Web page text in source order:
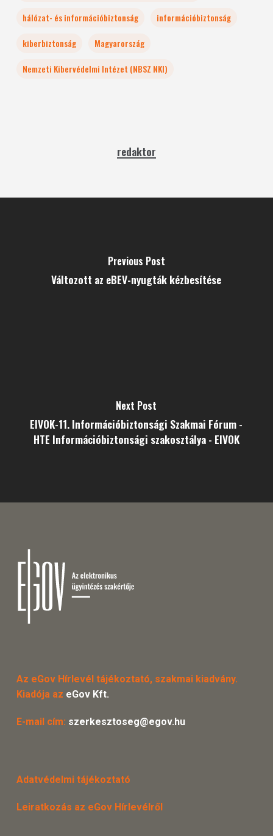
hálózat- és információbiztonság
információbiztonság
kiberbiztonság
Magyarország
Nemzeti Kibervédelmi Intézet (NBSZ NKI)
redaktor
Previous Post
Változott az eBEV-nyugták kézbesítése
Next Post
EIVOK-11. Információbiztonsági Szakmai Fórum -
HTE Információbiztonsági szakosztálya - EIVOK
Az eGov Hírlevél tájékoztató, szakmai kiadvány.
Kiadója az eGov Kft.
E-mail cím: szerkesztoseg@egov.hu
Adatvédelmi tájékoztató
Leiratkozás az eGov Hírlevélről